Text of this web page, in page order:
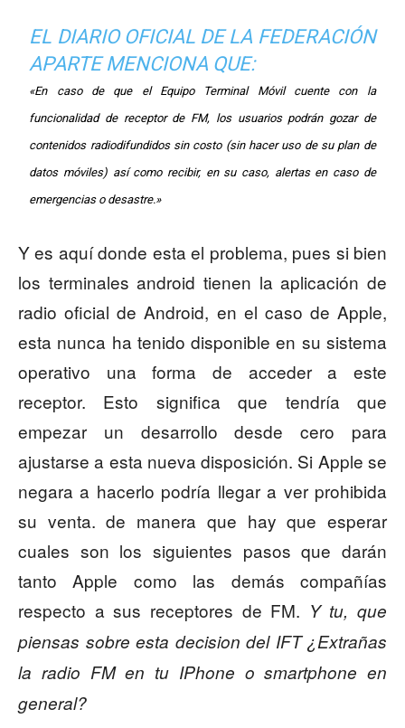
EL DIARIO OFICIAL DE LA FEDERACIÓN
APARTE MENCIONA QUE:
«En caso de que el Equipo Terminal Móvil cuente con la
funcionalidad de receptor de FM, los usuarios podrán gozar de
contenidos radiodifundidos sin costo (sin hacer uso de su plan de
datos móviles) así como recibir, en su caso, alertas en caso de
emergencias o desastre.»
Y es aquí donde esta el problema, pues si bien
los terminales android tienen la aplicación de
radio oficial de Android, en el caso de Apple,
esta nunca ha tenido disponible en su sistema
operativo una forma de acceder a este
receptor. Esto significa que tendría que
empezar un desarrollo desde cero para
ajustarse a esta nueva disposición. Si Apple se
negara a hacerlo podría llegar a ver prohibida
su venta. de manera que hay que esperar
cuales son los siguientes pasos que darán
tanto Apple como las demás compañías
respecto a sus receptores de FM. Y tu, que
piensas sobre esta decision del IFT ¿Extrañas
la radio FM en tu IPhone o smartphone en
general?